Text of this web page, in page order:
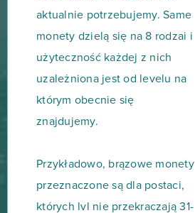
aktualnie potrzebujemy. Same
monety dzielą się na 8 rodzai i
użyteczność każdej z nich
uzależniona jest od levelu na
którym obecnie się
znajdujemy.
Przykładowo, brązowe monety
przeznaczone są dla postaci,
których lvl nie przekraczają 31-